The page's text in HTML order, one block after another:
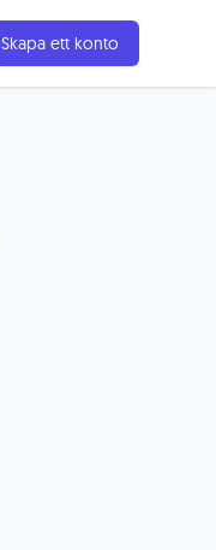
Skapa ett konto